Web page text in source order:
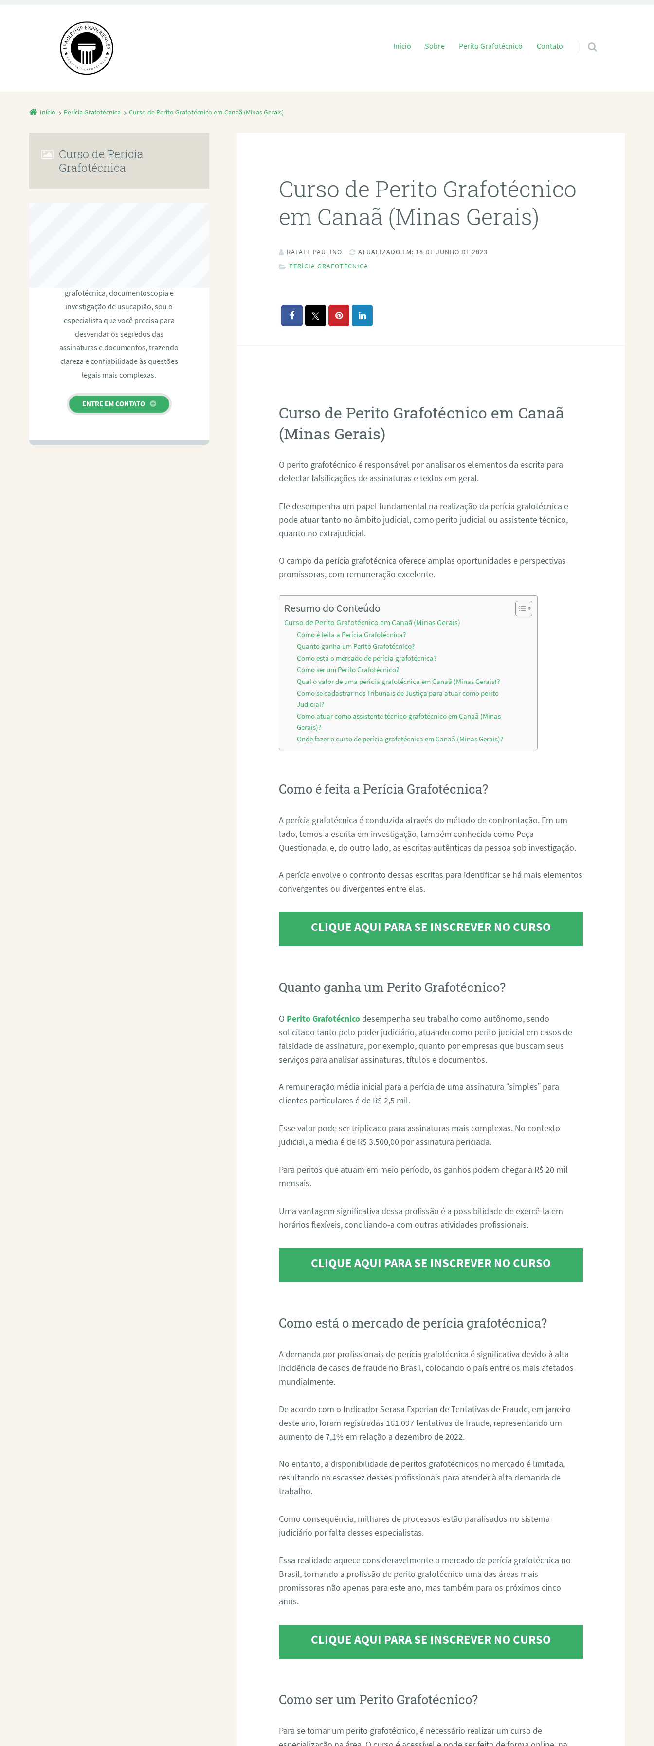
Pular para o conteúdo
Início Sobre Perito Grafotécnico Contato
Início Perícia Grafotécnica Curso de Perito Grafotécnico em Canaã (Minas Gerais)
Curso de Perito Grafotécnico
em Canaã (Minas Gerais)
RAFAEL PAULINO
ATUALIZADO EM: 18 DE JUNHO DE 2023
PERÍCIA GRAFOTÉCNICA
Curso de Perito Grafotécnico em Canaã
(Minas Gerais)
O perito grafotécnico é responsável por analisar os elementos da escrita para
detectar falsificações de assinaturas e textos em geral.
Ele desempenha um papel fundamental na realização da perícia grafotécnica e
pode atuar tanto no âmbito judicial, como perito judicial ou assistente técnico,
quanto no extrajudicial.
O campo da perícia grafotécnica oferece amplas oportunidades e perspectivas
promissoras, com remuneração excelente.
Resumo do Conteúdo
Curso de Perito Grafotécnico em Canaã (Minas Gerais)
Como é feita a Perícia Grafotécnica?
Quanto ganha um Perito Grafotécnico?
Como está o mercado de perícia grafotécnica?
Como ser um Perito Grafotécnico?
Qual o valor de uma perícia grafotécnica em Canaã (Minas Gerais)?
Como se cadastrar nos Tribunais de Justiça para atuar como perito
Judicial?
Como atuar como assistente técnico grafotécnico em Canaã (Minas
Gerais)?
Onde fazer o curso de perícia grafotécnica em Canaã (Minas Gerais)?
Como é feita a Perícia Grafotécnica?
A perícia grafotécnica é conduzida através do método de confrontação. Em um
lado, temos a escrita em investigação, também conhecida como Peça
Questionada, e, do outro lado, as escritas autênticas da pessoa sob investigação.
A perícia envolve o confronto dessas escritas para identificar se há mais elementos
convergentes ou divergentes entre elas.
CLIQUE AQUI PARA SE INSCREVER NO CURSO
Quanto ganha um Perito Grafotécnico?
O Perito Grafotécnico desempenha seu trabalho como autônomo, sendo
solicitado tanto pelo poder judiciário, atuando como perito judicial em casos de
falsidade de assinatura, por exemplo, quanto por empresas que buscam seus
serviços para analisar assinaturas, títulos e documentos.
A remuneração média inicial para a perícia de uma assinatura “simples” para
clientes particulares é de R$ 2,5 mil.
Esse valor pode ser triplicado para assinaturas mais complexas. No contexto
judicial, a média é de R$ 3.500,00 por assinatura periciada.
Para peritos que atuam em meio período, os ganhos podem chegar a R$ 20 mil
mensais.
Uma vantagem significativa dessa profissão é a possibilidade de exercê-la em
horários flexíveis, conciliando-a com outras atividades profissionais.
CLIQUE AQUI PARA SE INSCREVER NO CURSO
Como está o mercado de perícia grafotécnica?
A demanda por profissionais de perícia grafotécnica é significativa devido à alta
incidência de casos de fraude no Brasil, colocando o país entre os mais afetados
mundialmente.
De acordo com o Indicador Serasa Experian de Tentativas de Fraude, em janeiro
deste ano, foram registradas 161.097 tentativas de fraude, representando um
aumento de 7,1% em relação a dezembro de 2022.
No entanto, a disponibilidade de peritos grafotécnicos no mercado é limitada,
resultando na escassez desses profissionais para atender à alta demanda de
trabalho.
Como consequência, milhares de processos estão paralisados no sistema
judiciário por falta desses especialistas.
Essa realidade aquece consideravelmente o mercado de perícia grafotécnica no
Brasil, tornando a profissão de perito grafotécnico uma das áreas mais
promissoras não apenas para este ano, mas também para os próximos cinco
anos.
CLIQUE AQUI PARA SE INSCREVER NO CURSO
Como ser um Perito Grafotécnico?
Para se tornar um perito grafotécnico, é necessário realizar um curso de
Curso de Perícia
Grafotécnica
grafotécnica, documentoscopia e
investigação de usucapião, sou o
especialista que você precisa para
desvendar os segredos das
assinaturas e documentos, trazendo
clareza e confiabilidade às questões
legais mais complexas.
ENTRE EM CONTATO